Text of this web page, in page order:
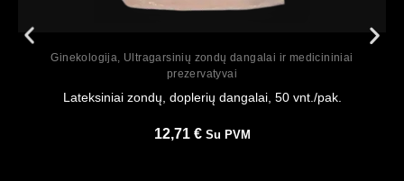
Ginekologija
Ultragarsinių zondų dangalai ir medicininiai
prezervatyvai
Lateksiniai zondų, doplerių dangalai, 50 vnt./pak.
12,71 € Su PVM